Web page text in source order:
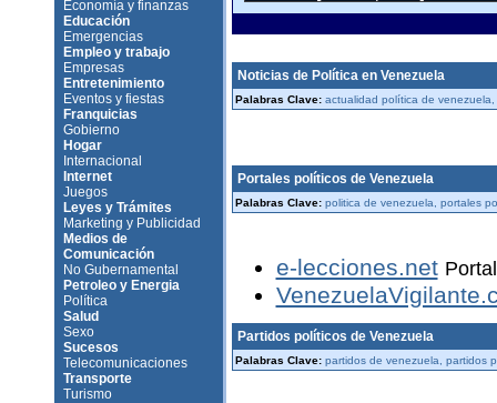
Economía y finanzas
Educación
Emergencias
Empleo y trabajo
Empresas
Entretenimiento
Eventos y fiestas
Franquicias
Gobierno
Hogar
Internacional
Internet
Juegos
Leyes y Trámites
Marketing y Publicidad
Medios de
Comunicación
No Gubernamental
Petroleo y Energia
Política
Salud
Sexo
Sucesos
Telecomunicaciones
Transporte
Turismo
Noticias de Política en Venezuela
Palabras Clave: actualidad política de
Portales políticos de Venezuela
Palabras Clave: politica de venezuela, portales
e-lecciones.net
Partidos políticos de Venezuela
Palabras Clave: partidos de venezuela, partidos